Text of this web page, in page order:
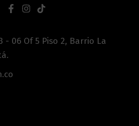
- 06 Of 5 Piso 2, Barrio La